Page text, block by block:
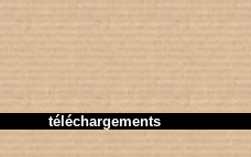
téléchargements